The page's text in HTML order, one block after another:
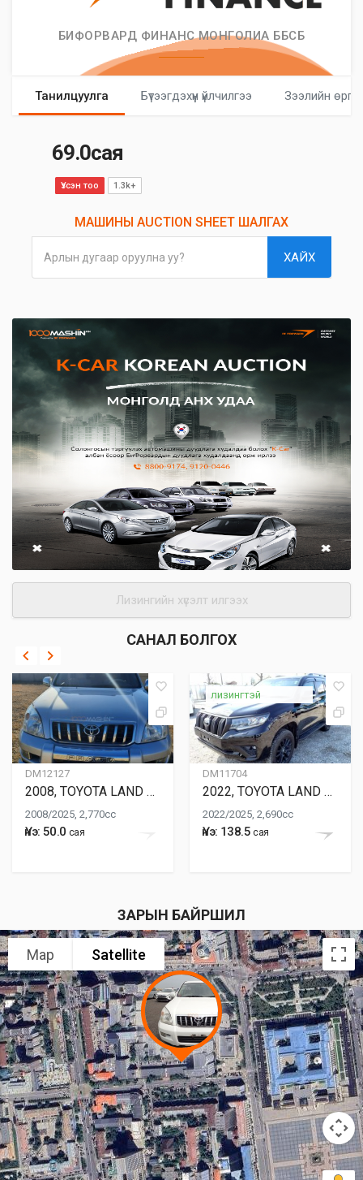
БИФОРВАРД ФИНАНС МОНГОЛИА ББСБ
Танилцуулга Бүтээгдэхүүн үйлчилгээ Зээлийн
69.0сая
Үзсэн тоо 1.3k+
МАШИНЫ AUCTION SHEET ШАЛГАХ
Арлын дугаар оруулна уу? ХАЙХ
Лизингийн хүсэлт илгээх
САНАЛ БОЛГОХ
DM12127
2008, TOYOTA LAND CRUISER PRADO
2008/2025, 2,770cc
Үнэ: 50.0 сая
DM11704
лизингтэй
2022, TOYOTA LAND CRUISER PRADO
2022/2025, 2,690cc
Үнэ: 138.5 сая
ЗАРЫН БАЙРШИЛ
Map Satellite